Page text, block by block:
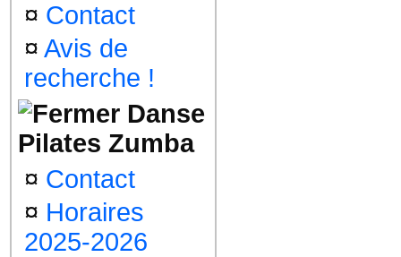
¤ Contact
¤ Avis de
recherche !
Danse
Pilates Zumba
¤ Contact
¤ Horaires
2025-2026